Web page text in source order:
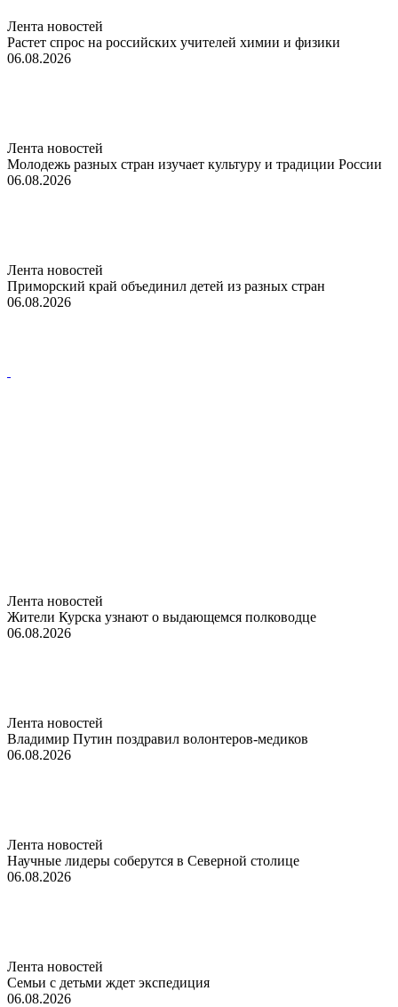
Лента новостей
Растет спрос на российских учителей химии и физики
06.08.2026
Лента новостей
Молодежь разных стран изучает культуру и традиции России
06.08.2026
Лента новостей
Приморский край объединил детей из разных стран
06.08.2026
Лента новостей
Жители Курска узнают о выдающемся полководце
06.08.2026
Лента новостей
Владимир Путин поздравил волонтеров-медиков
06.08.2026
Лента новостей
Научные лидеры соберутся в Северной столице
06.08.2026
Лента новостей
Семьи с детьми ждет экспедиция
06.08.2026